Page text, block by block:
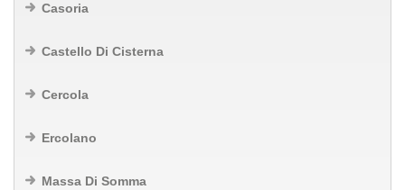
Casoria
Castello Di Cisterna
Cercola
Ercolano
Massa Di Somma